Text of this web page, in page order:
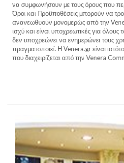
να συμφωνήσουν με τους όρους που
Όροι και Προϋποθέσεις μπορούν να
ανανεωθυούν μονομερώς από την
ισχύ και είναι υποχρεωτικές για όλους
δεν υποχρεώνει να ενημερώνει τους
πραγματοποιεί. Η Venera.gr είναι
που διαχειρίζεται από την Venera